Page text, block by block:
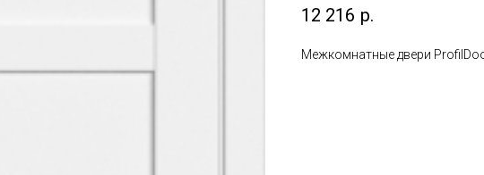
12 216 р.
Межкомнатные двери